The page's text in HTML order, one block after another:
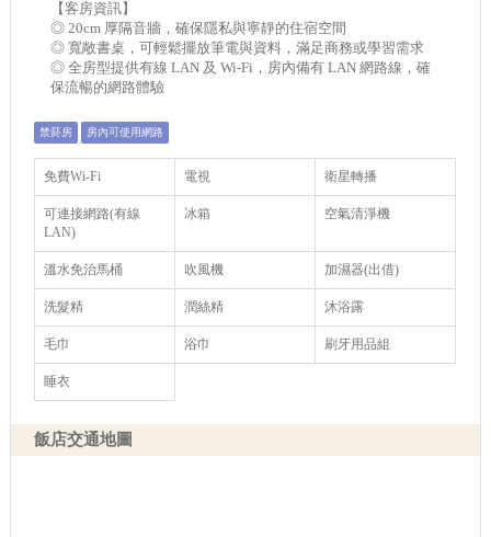
【客房資訊】
◎ 20cm 厚隔音牆，確保隱私與寧靜的住宿空間
◎ 寬敞書桌，可輕鬆擺放筆電與資料，滿足商務或學習需求
◎ 全房型提供有線 LAN 及 Wi-Fi，房內備有 LAN 網路線，確
保流暢的網路體驗
禁菸房 房內可使用網路
免費Wi-Fi 電視 衛星轉播
可連接網路(有線
LAN)
冰箱 空氣清淨機
溫水免治馬桶 吹風機 加濕器(出借)
洗髮精 潤絲精 沐浴露
毛巾 浴巾 刷牙用品組
睡衣
飯店交通地圖